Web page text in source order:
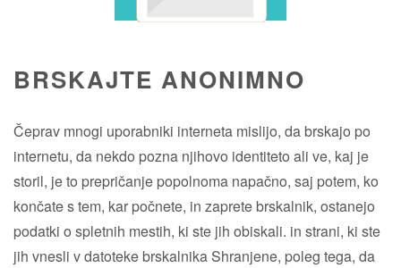
BRSKAJTE ANONIMNO
Čeprav mnogi uporabniki interneta mislijo, da brskajo po
internetu, da nekdo pozna njihovo identiteto ali ve, kaj je
storil, je to prepričanje popolnoma napačno, saj potem, ko
končate s tem, kar počnete, in zaprete brskalnik, ostanejo
podatki o spletnih mestih, ki ste jih obiskali. in strani, ki ste
jih vnesli v datoteke brskalnika Shranjene, poleg tega, da